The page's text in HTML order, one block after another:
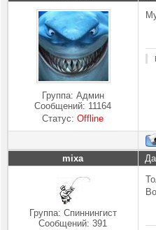
Группа: Админ
Сообщений: 11164
Статус:Offline
mixa
Группа: Спиннингист
Сообщений:391